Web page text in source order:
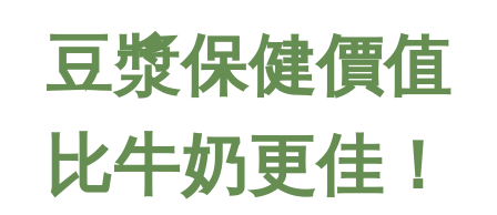
豆漿保健價值
比牛奶更佳！